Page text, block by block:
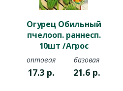
Огурец Обильный
пчелооп. раннесп.
10шт /Агрос
оптовая
17.3 р.
базовая
21.6 р.